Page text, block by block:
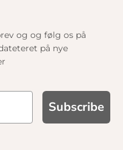
og og følg os på
på nye
Subscribe